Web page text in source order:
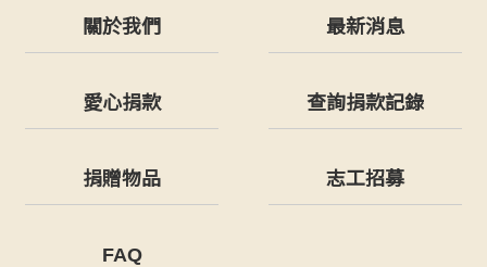
關於我們 最新消息
愛心捐款 查詢捐款記錄
捐贈物品 志工招募
FAQ